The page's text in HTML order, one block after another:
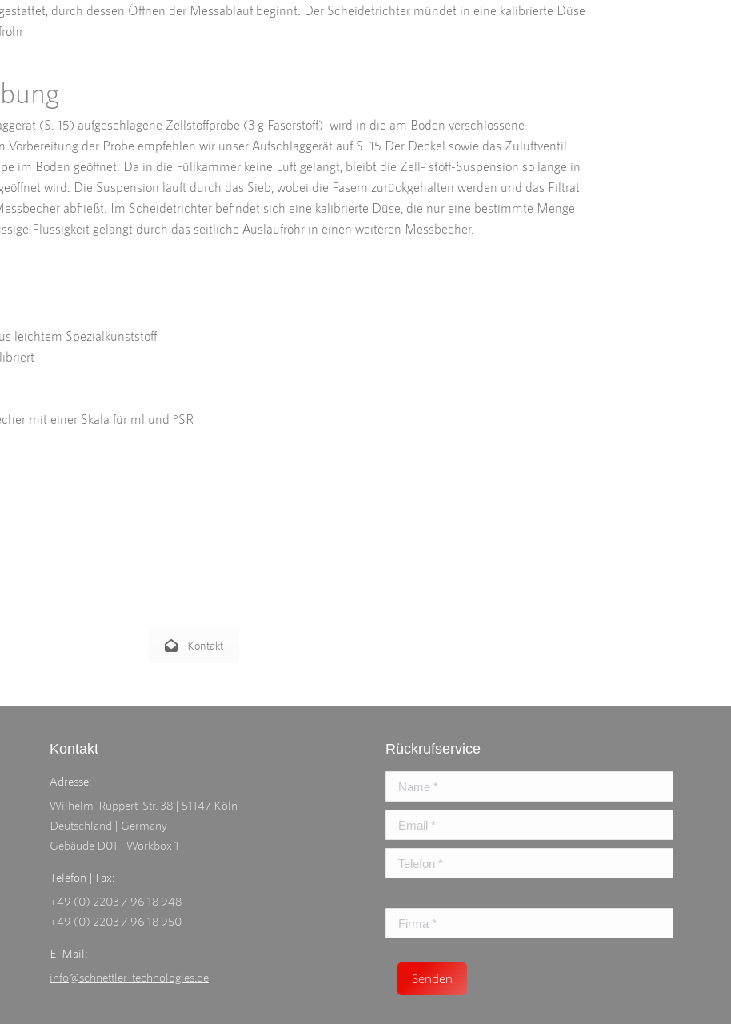
durch dessen Öffnen der Messablauf beginnt. Der Scheidetrichter mündet in eine kalibrierte Düse
(S. 15) aufgeschlagene Zellstoffprobe (3 g Faserstoff) wird in die am Boden verschlossene
Vorbereitung der Probe empfehlen wir unser Aufschlaggerät auf S. 15.Der Deckel sowie das Zuluftventil
im Boden geöffnet. Da in die Füllkammer keine Luft gelangt, bleibt die Zell- stoff-Suspension so lange in
wird. Die Suspension läuft durch das Sieb, wobei die Fasern zurückgehalten werden und das Filtrat
abfließt. Im Scheidetrichter befindet sich eine kalibrierte Düse, die nur eine bestimmte Menge
Flüssigkeit gelangt durch das seitliche Auslaufrohr in einen weiteren Messbecher.
leichtem Spezialkunststoff
mit einer Skala für ml und °SR
Kontakt
Kontakt
Adresse:
Wilhelm-Ruppert-Str. 38 | 51147 Köln
Deutschland | Germany
Gebäude D01 | Workbox 1
Telefon | Fax:
+49 (0) 2203 / 96 18 948
+49 (0) 2203 / 96 18 950
E-Mail:
info@schnettler-technologies.de
Rückrufservice
lasse
dieses